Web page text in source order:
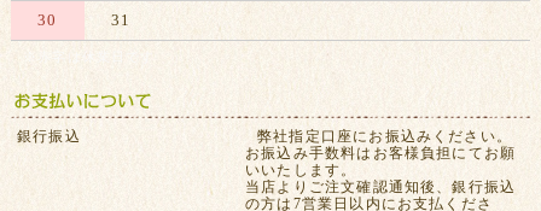
30 31
※赤字は休業日です
銀行振込
弊社指定口座にお振込みください。
お振込み手数料はお客様負担にてお願
いいたします。
当店よりご注文確認通知後、銀行振込
の方は7営業日以内にお支払くださ